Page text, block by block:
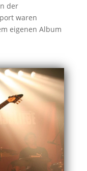
der
waren
eigenen Album